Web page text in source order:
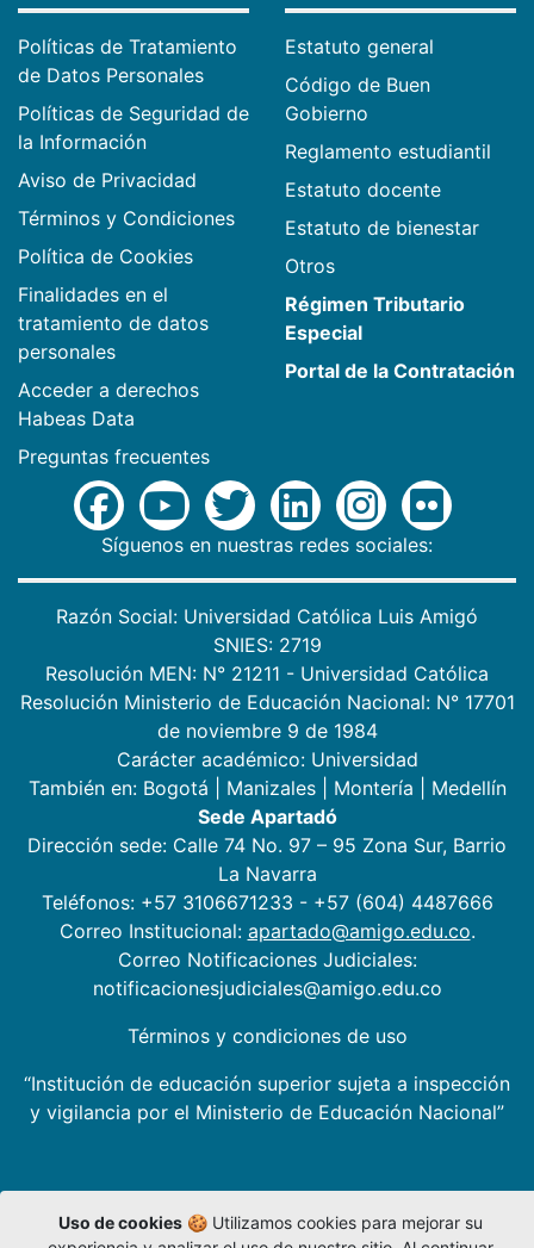
Políticas de Tratamiento
de Datos Personales
Políticas de Seguridad de
la Información
Aviso de Privacidad
Términos y Condiciones
Política de Cookies
Finalidades en el
tratamiento de datos
personales
Acceder a derechos
Habeas Data
Preguntas frecuentes
Estatuto general
Código de Buen
Gobierno
Reglamento estudiantil
Estatuto docente
Estatuto de bienestar
Otros
Régimen Tributario
Especial
Portal de la Contratación
Síguenos en nuestras redes sociales:
Razón Social: Universidad Católica Luis Amigó
SNIES: 2719
Resolución MEN: N° 21211 - Universidad Católica
Resolución Ministerio de Educación Nacional: N° 17701
de noviembre 9 de 1984
Carácter académico: Universidad
También en: Bogotá Manizales| Montería
Medellín
Sede Apartadó
Dirección sede: Calle 74 No. 97 – 95 Zona Sur, Barrio
La Navarra
Teléfonos: +57 3106671233 - +57 (604) 4487666
Correo Institucional: apartado@amigo.edu.co.
Correo Notificaciones Judiciales:
notificacionesjudiciales@amigo.edu.co
Términos y condiciones de uso
“Institución de educación superior sujeta a inspección
y vigilancia por el Ministerio de Educación Nacional”
Uso de cookies🍪 Utilizamos cookies para mejorar su